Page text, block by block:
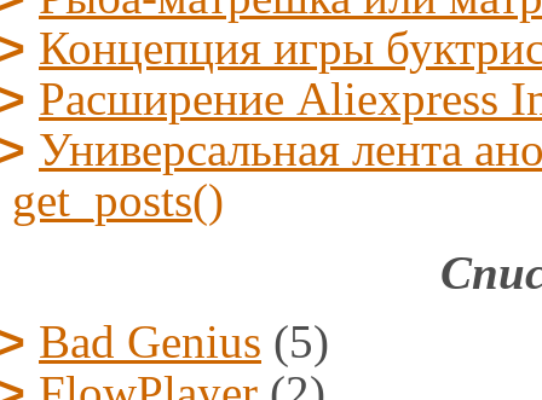
Концепция игры
Расширение Aliexpress
Универсальная лента
get_posts()
Bad Genius (5)